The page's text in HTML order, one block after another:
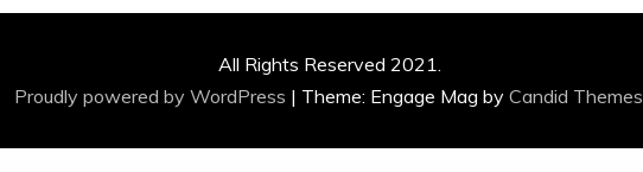
All Rights Reserved 2021.
Proudly powered by WordPress | Theme: Engage Mag by Candid Themes